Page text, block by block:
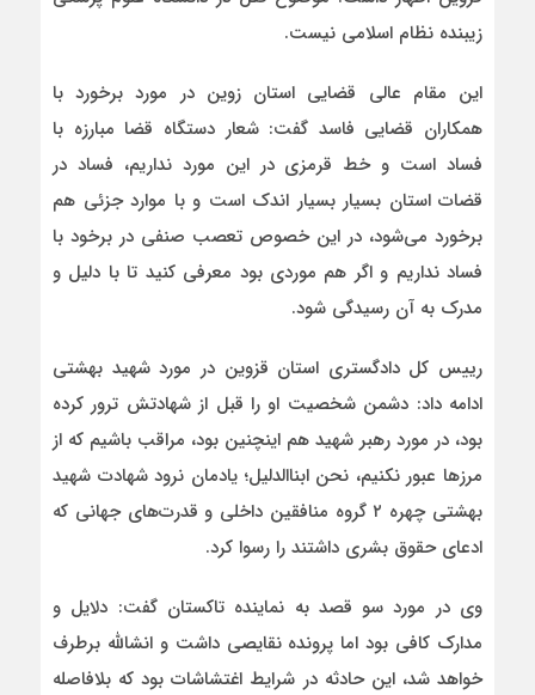
زیبنده نظام اسلامی نیست.
این مقام عالی قضایی استان زوین در مورد برخورد با
همکاران قضایی فاسد گفت: شعار دستگاه قضا مبارزه با
فساد است و خط قرمزی در این مورد نداریم، فساد در
قضات استان بسیار بسیار اندک است و با موارد جزئی هم
برخورد می‌شود، در این خصوص تعصب صنفی در برخود با
فساد نداریم و اگر هم موردی بود معرفی کنید تا با دلیل و
مدرک به آن رسیدگی شود.
رییس کل دادگستری استان قزوین در مورد شهید بهشتی
ادامه داد: دشمن شخصیت او را قبل از شهادتش ترور کرده
بود، در مورد رهبر شهید هم اینچنین بود، مراقب باشیم که از
مرزها عبور نکنیم، نحن ابناالدلیل؛ یادمان نرود شهادت شهید
بهشتی چهره ۲ گروه منافقین داخلی و قدرت‌های جهانی که
ادعای حقوق بشری داشتند را رسوا کرد.
وی در مورد سو قصد به نماینده تاکستان گفت: دلایل و
مدارک کافی بود اما پرونده نقایصی داشت و انشالله برطرف
خواهد شد، این حادثه در شرایط اغتشاشات بود که بلافاصله